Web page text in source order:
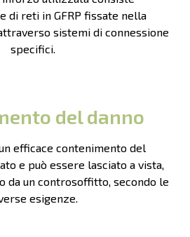
di reti in GFRP fissate nella
sistemi di connessione
specifici.
del danno
efficace contenimento del
e può essere lasciato a vista,
da un controsoffitto, secondo le
esigenze.